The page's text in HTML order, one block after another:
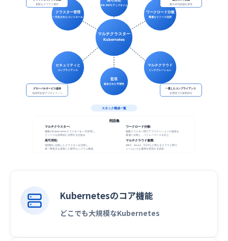
Kubernetesのコア機能
どこでも大規模なKubernetes